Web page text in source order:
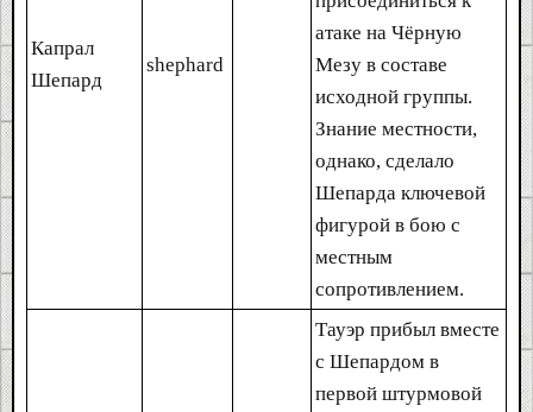
Капрал
Шепард
shephard
атаке на Чёрную
Мезу в составе
исходной группы.
Знание местности,
однако, сделало
Шепарда ключевой
фигурой в бою с
местным
сопротивлением.
Тауэр прибыл вместе
с Шепардом в
первой штурмовой